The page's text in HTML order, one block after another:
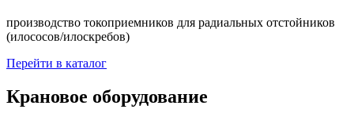
производство токоприемников для радиальных отстойников
(илососов/илоскребов)
Перейти в каталог
Крановое оборудование